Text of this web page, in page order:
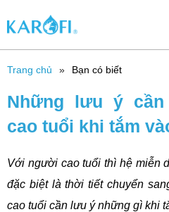
Trang chủ Bạn có biết
Những lưu ý
cao tuổi khi tắm
Với người cao tuổi thì hệ miễn
đặc biệt là thời tiết chuyển
cao tuổi cần lưu ý những gì khi